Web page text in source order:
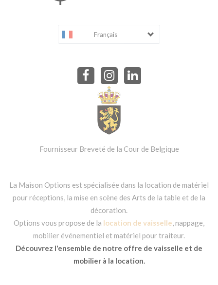
Français
Fournisseur Breveté de la Cour de Belgique
La Maison Options est spécialisée dans la location de matériel
pour réceptions, la mise en scène des Arts de la table et de la
décoration.
Options vous propose de la location de vaisselle, nappage,
mobilier événementiel et matériel pour traiteur.
Découvrez l'ensemble de notre offre de vaisselle et de
mobilier à la location.